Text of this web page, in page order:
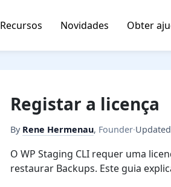
Recursos Novidades Obter
Registar a licença
By Rene Hermenau, Founder·Updated
O WP Staging CLI requer uma
restaurar Backups. Este guia